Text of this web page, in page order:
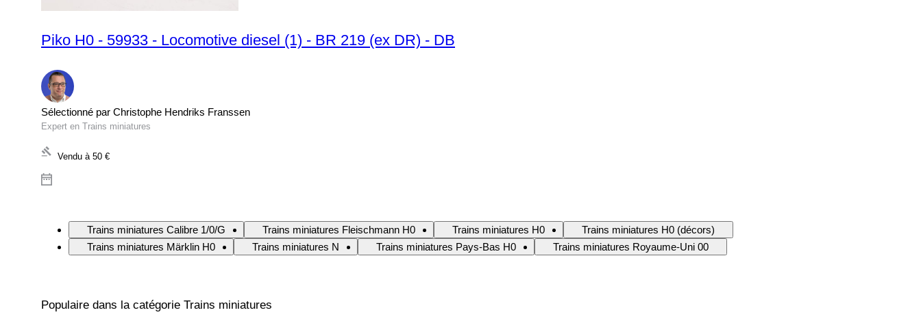
Piko H0 - 59933 - Locomotive diesel (1) - BR 219 (ex DR) - DB
Sélectionné par Christophe Hendriks Franssen
Expert en Trains miniatures
Vendu à 50 €
Trains miniatures Calibre 1/0/G Trains miniatures Fleischmann H0 Trains miniatures H0
Trains miniatures H0 (décors)
Trains miniatures Märklin H0
Trains miniatures N Trains miniatures Pays-Bas H0 Trains miniatures Royaume-Uni 00
Populaire dans la catégorie Trains miniatures